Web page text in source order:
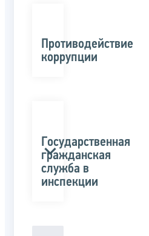
Противодействие
коррупции
Государственная
гражданская
служба в
инспекции